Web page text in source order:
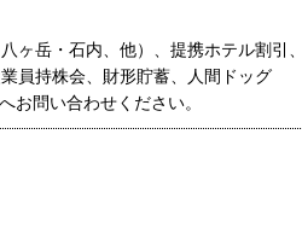
ヶ岳・石内、他）、提携ホテル割引
員持株会、財形貯蓄、人間ドッグ
お問い合わせください。